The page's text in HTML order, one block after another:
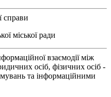
справи
міської ради
взаємодії між
осіб, фізичних осіб -
та інформаційними